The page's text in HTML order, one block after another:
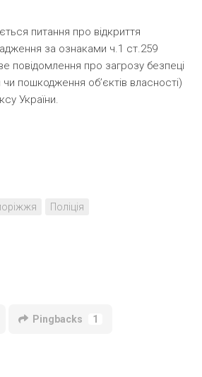
питання про відкриття
за ознаками ч.1 ст.259
повідомлення про загрозу безпеці
пошкодження об’єктів власності)
України.
Поліція
Pingbacks 1